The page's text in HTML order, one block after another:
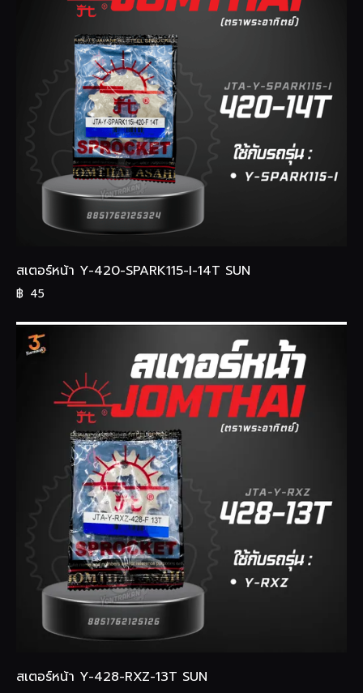
สเตอร์หน้า Y-420-SPARK115-I-14T SUN
฿ 45
สเตอร์หน้า Y-428-RXZ-13T SUN